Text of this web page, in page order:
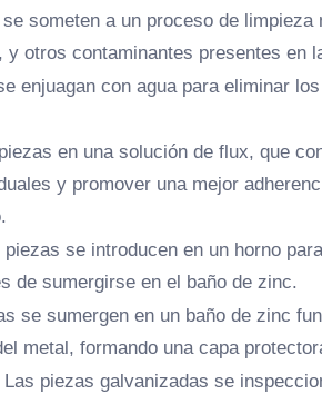
someten a un proceso de limpieza
otros contaminantes presentes en
enjuagan con agua para eliminar
en una solución de flux, que
y promover una mejor
piezas se introducen en un horno
de sumergirse en el baño de zinc.
se sumergen en un baño de zinc
metal, formando una capa
piezas galvanizadas se